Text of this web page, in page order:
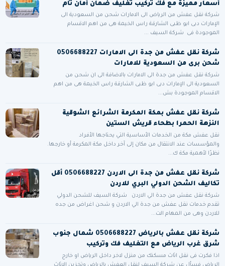
أسعار مميزة مع فك تركيب تغليف ضمان أمان تام
شركة نقل عفش من الرياض الى الامارات شحن من السعودية الى
الإمارات دبى ابو ظبى الشارقة راس الخيمة هى من اهم الاقسام
الموجودة فى شركة السيف ...
شركة نقل عفش من جدة الى الامارات 0506688227
شحن برى من السعودية للامارات
شركة نقل عفش من جدة الى الامارات بالاضافة الى ان شحن من
السعودية الى الإمارات دبى ابو ظبى الشارقة راس الخيمة هى من اهم
الاقسام الموجودة بش...
شركة نقل عفش بمكة المكرمة الشرائع الشوقية
النزهة الحمرا بطحاء قريش الستين
نقل عفش مكة من الخدمات الأساسية التي يحتاجها الأفراد
والمؤسسات عند الانتقال من مكان إلى آخر داخل مكة المكرمة أو خارجها.
نظرًا لأهمية مكة ك...
شركة نقل عفش من جدة الى الاردن 0506688227 أقل
تكاليف الشحن الدولي البري للاردن
شركة نقل عفش من جدة الي الاردن شركة السيف للشحن الدولي
تقدم خدمات نقل عفش من جدة الي الاردن و شحن اغراض من جده
للاردن وهى من المهام الت...
شركة نقل عفش بالرياض 0506688227 شمال جنوب
شرق غرب الرياض مع التغليف فك وتركيب
اذا فكرت فى نقل اثاث مسكنك من منزل لاخر داخل الرياض او خارج
الرياض فسأل عن شركة السيف لنقل العفش بالرياض وتخزين الاثاث